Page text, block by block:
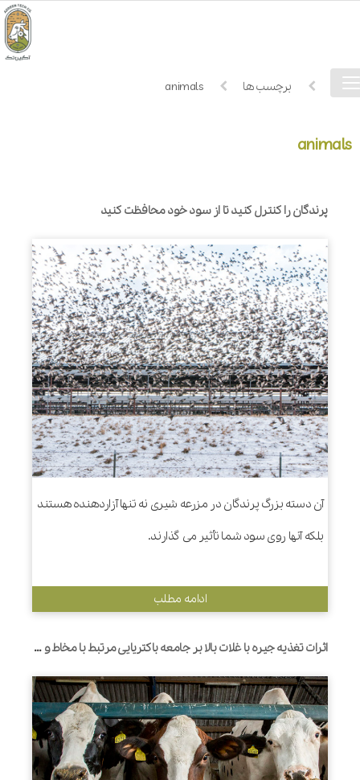
فهرست
دسترسیخانه برچسب ها animals
animals
پرندگان را کنترل کنید تا از سود خود محافظت کنید
آن دسته بزرگ پرندگان در مزرعه شیری نه تنها آزاردهنده هستند
بلکه آنها روی سود شما تأثیر می گذارند.
ادامه مطلب
اثرات تغذیه جیره با غلات بالا بر جامعه باکتریایی مرتبط با مخاط و بیان ژن پروتئین های اتصال محکم و سایتوکین های التهابی در روده کوچک گاوهای شیری